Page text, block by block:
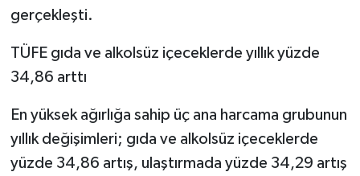
gerçekleşti.
TÜFE gıda ve alkolsüz içeceklerde yıllık yüzde
34,86 arttı
En yüksek ağırlığa sahip üç ana harcama grubunun
yıllık değişimleri; gıda ve alkolsüz içeceklerde
yüzde 34,86 artış, ulaştırmada yüzde 34,29 artış
Video Haber
Yaşam
Yemek